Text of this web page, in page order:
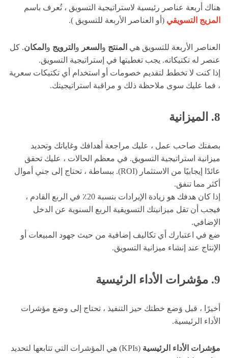
هناك أربعة عناصر رئيسية لاستراتيجية التسويق ، تُعرف باسم
المزيج التسويقي (أو العناصر الأربعة للتسويق ).
العناصر الأربعة للتسويق هي المنتج و السعر و الترويج و المكان. كل
عنصر له تكتيكاته. يجب تغطيتها في إستراتيجية التسويق.
إذا كنت لا تخطط لتقديم خصومات أو استخدام أي تكتيكات سعرية
، فما عليك سوى ملاحظة ذلك و مراقبة استراتيجيتك.
8. الميزانية
بصفتك صاحب عمل ، عليك مراجعة أهدافك وغاياتك وتحديد
ميزانية استراتيجية التسويق. في معظم الحالات ، عليك تحقق
عائدًا إيجابيًا من الاستثمار (ROI). ببساطة ، تحتاج إلى جني أموال
أكثر مما تنفق.
إذا كان هدفك هو زيادة الإيرادات بنسبة 20٪ في الربع القادم ،
فيجب أن تقل ميزانيتك التسويقية الربع السنوية عن الدخل
الإضافي.
ضع في اعتبارك أي تكاليف إضافية من حيث جهود المبيعات أو
الإنتاج عند إنشاء ميزانية التسويق.
9. مؤشرات الأداء الرئيسية
أخيرًا ، قبل وَضع خطتك حيز التنفيذ ، تحتاج إلى وضع مؤشرات
الأداء الرئيسية.
مؤشرات الأداء الرئيسية
(KPIs) هي المؤشرات التي تتابعها لتحديد